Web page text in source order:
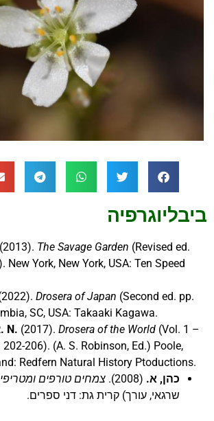
ביבליוגרפיה
(2013). The Savage Garden (Revised ed.
New York, New York, USA: Ten Speed
Drosera of Japan (Second ed. pp.
SC, USA: Takaaki Kagawa.
N. (2017). Drosera of the World (Vol. 1 –
202-206). (A. S. Robinson, Ed.) Poole,
Redfern Natural History Ptoductions.
כהן, א. (2008). צמחים טורפים
שרגאי, עורך) קרית גת: דני ספרים.